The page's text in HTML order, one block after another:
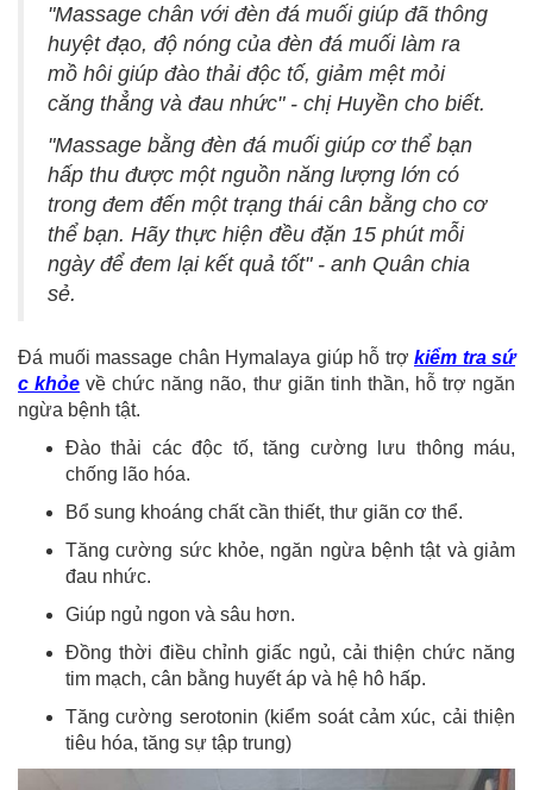
"Massage chân với đèn đá muối giúp đã thông
huyệt đạo, độ nóng của đèn đá muối làm ra
mồ hôi giúp đào thải độc tố, giảm mệt mỏi
căng thẳng và đau nhức" - chị Huyền cho biết.
"Massage bằng đèn đá muối giúp cơ thể bạn
hấp thu được một nguồn năng lượng lớn có
trong đem đến một trạng thái cân bằng cho cơ
thể bạn. Hãy thực hiện đều đặn 15 phút mỗi
ngày để đem lại kết quả tốt" - anh Quân chia
sẻ.
Đá muối massage chân Hymalaya giúp hỗ trợ kiểm tra sứ
c khỏe về chức năng não, thư giãn tinh thần, hỗ trợ ngăn
ngừa bệnh tật.
Đào thải các độc tố, tăng cường lưu thông máu,
chống lão hóa.
Bổ sung khoáng chất cần thiết, thư giãn cơ thể.
Tăng cường sức khỏe, ngăn ngừa bệnh tật và giảm
đau nhức.
Giúp ngủ ngon và sâu hơn.
Đồng thời điều chỉnh giấc ngủ, cải thiện chức năng
tim mạch, cân bằng huyết áp và hệ hô hấp.
Tăng cường serotonin (kiểm soát cảm xúc, cải thiện
tiêu hóa, tăng sự tập trung)